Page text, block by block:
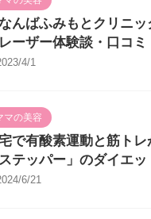
なんばふみもとクリニ
ーザー体験談・口コミ
4/1
マの美容
で有酸素運動と筋トレ
ステッパー」のダイエ
6/21